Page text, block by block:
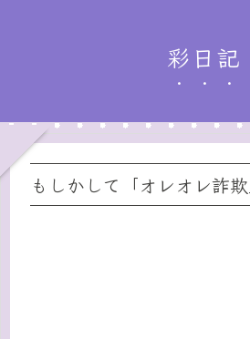
彩日記
もしかして「オレオレ詐